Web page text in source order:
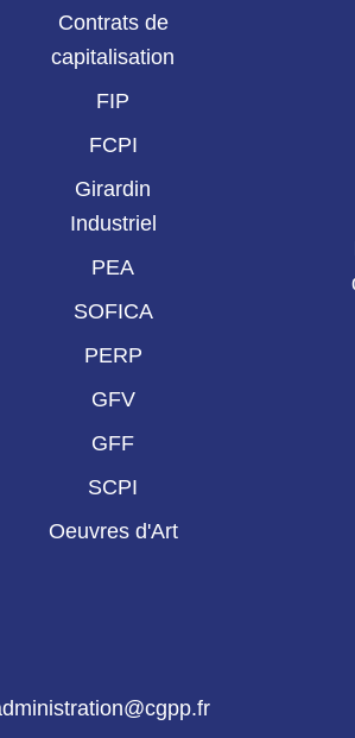
Contrats de
capitalisation
FIP
FCPI
Girardin
Industriel
PEA
SOFICA
PERP
GFV
GFF
SCPI
Oeuvres d'Art